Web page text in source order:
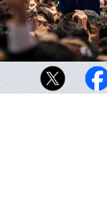
日本代表戦後の渋谷